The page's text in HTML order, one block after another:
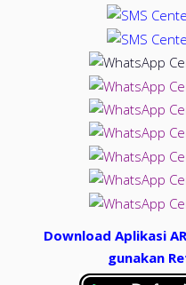
Download Aplikasi
gunakan